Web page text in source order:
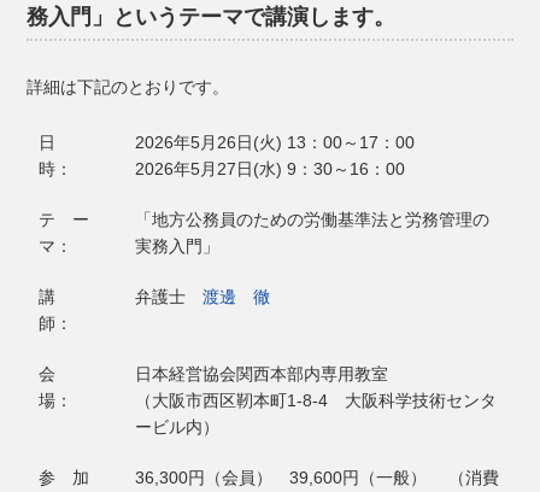
務入門」というテーマで講演します。
詳細は下記のとおりです。
日
時：
2026年5月26日(火) 13：00～17：00
2026年5月27日(水) 9：30～16：00
テ ー
マ：
「地方公務員のための労働基準法と労務管理の
実務入門」
講
師：
弁護士渡邊 徹
会
場：
日本経営協会関西本部内専用教室
（大阪市西区靭本町1-8-4 大阪科学技術センタ
ービル内）
参 加
36,300円（会員） 39,600円（一般） （消費